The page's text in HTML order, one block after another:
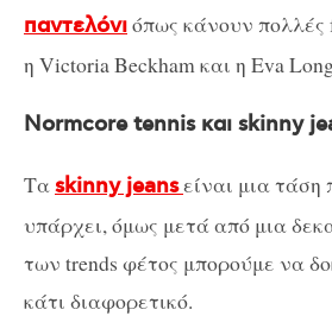
παντελόνιόπως κάνουν πολλές
η Victoria Beckham και η Eva
Normcore tennis και skinny
Ταskinny jeansείναι μια
υπάρχει, όμως μετά από μια
των trends φέτος μπορούμε να
κάτι διαφορετικό.